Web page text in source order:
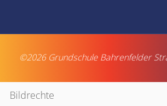
©2026 Grundschule
Bildrechte